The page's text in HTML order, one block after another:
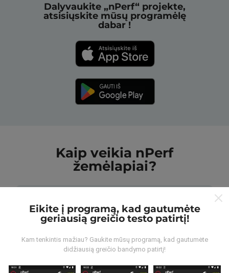
Dalyvaukite „nPerf“ projekte,
atsisiųskite mūsų programėlę
dabar !
Kaip veikia nPerf
žemėlapiai?
Iš kur gaunami duomenys?
Eikite į programą, kad gautumėte
geriausią greičio testo patirtį!
Kam tenkintis mažiau? Gaukite mūsų programą, kad gautumėte
didžiausią greičio bandymo patirtį!